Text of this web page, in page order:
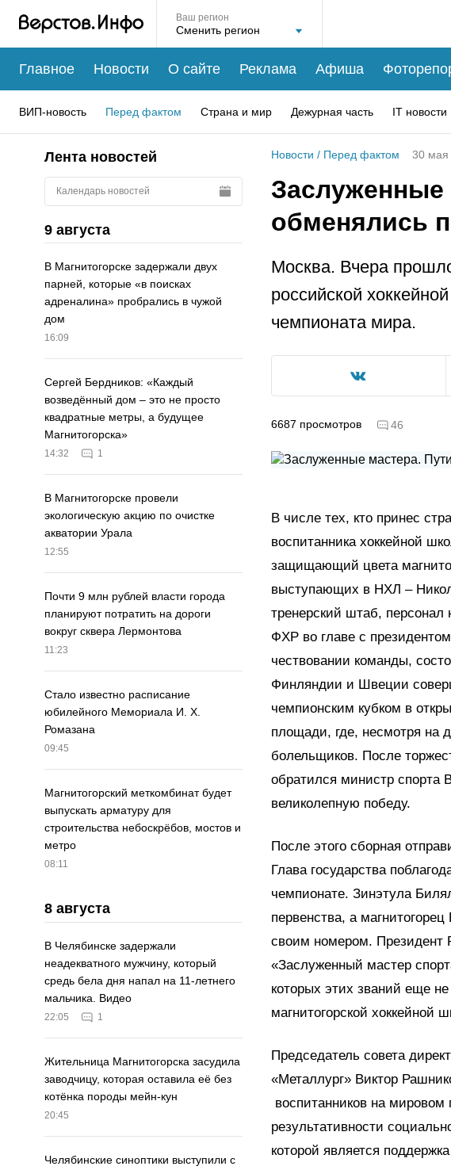
Ваш регион
Главное Новости О сайте Реклама Афиша
ВИП-новость Перед фактом Страна и мир Дежурная часть IT новости
Лента новостей
Календарь новостей
9 августа
В Магнитогорске задержали двух
парней, которые «в поисках
адреналина» пробрались в чужой
дом
16:09
Сергей Бердников: «Каждый
возведённый дом – это не просто
квадратные метры, а будущее
Магнитогорска»
14:32 1
В Магнитогорске провели
экологическую акцию по очистке
акватории Урала
12:55
Почти 9 млн рублей власти города
планируют потратить на дороги
вокруг сквера Лермонтова
11:23
Стало известно расписание
юбилейного Мемориала И. Х.
Ромазана
09:45
Магнитогорский меткомбинат будет
выпускать арматуру для
строительства небоскрёбов, мостов и
метро
08:11
8 августа
В Челябинске задержали
неадекватного мужчину, который
средь бела дня напал на 11-летнего
мальчика. Видео
22:05 1
Жительница Магнитогорска засудила
заводчицу, которая оставила её без
котёнка породы мейн-кун
20:45
Челябинские синоптики выступили с
Новости / Перед фактом 30 мая
Заслуженные
обменялись
Москва. Вчера
российской
чемпионата мира.
6687 просмотров 46
В числе тех, кто принес
воспитанника хоккейной
защищающий цвета
выступающих в НХЛ –
тренерский штаб, персонал
ФХР во главе с
чествовании команды,
Финляндии и Швеции
чемпионским кубком в
площади, где, несмотря на
болельщиков. После
обратился министр спорта
великолепную победу.
После этого сборная
Глава государства
чемпионате. Зинэтула
первенства, а
своим номером. Президент
«Заслуженный мастер
которых этих званий еще
магнитогорской хоккейной
Председатель совета
«Металлург» Виктор
воспитанников на
результативности
которой является